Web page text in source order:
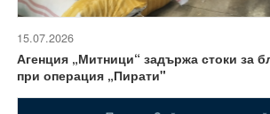
15.07.2026
Агенция „Митници“ задържа стоки за
при операция „Пирати"